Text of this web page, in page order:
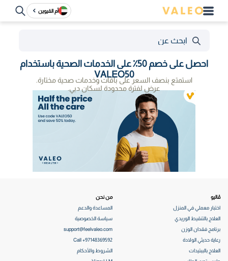
أم القيوين
استمتع بنصف السعر على باقات وخدمات صحية مختارة.
عرض لفترة محدودة لسكان دبي.
احصل على خصم 50٪ على الخدمات الصحية باستخدام
VALEO50
ڤاليو
اختبار معملي في المنزل
العلاج بالتنقيط الوريدي
برنامج فقدان الوزن
رعاية حديثي الولادة
العلاج بالببتيدات
من نحن
المساعدة والدعم
سياسة الخصوصية
support@feelvaleo.com
Call +97148369592
الشروط والأحكام